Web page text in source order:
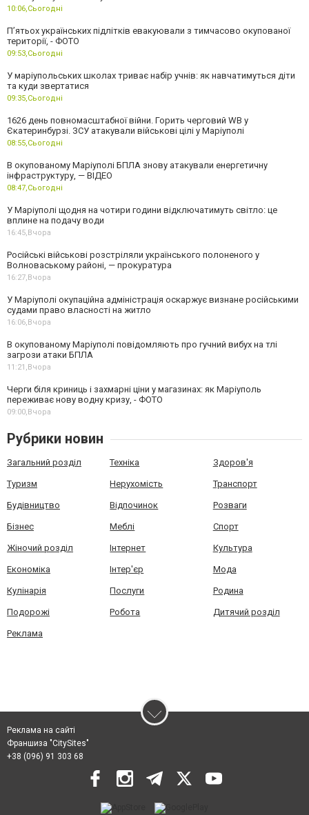
10:06,Сьогодні
П’ятьох українських підлітків евакуювали з тимчасово окупованої
території, - ФОТО
09:53,Сьогодні
У маріупольських школах триває набір учнів: як навчатимуться діти
та куди звертатися
09:35,Сьогодні
1626 день повномасштабної війни. Горить черговий WB у
Єкатеринбурзі. ЗСУ атакували військові цілі у Маріуполі
08:55,Сьогодні
В окупованому Маріуполі БПЛА знову атакували енергетичну
інфраструктуру, — ВІДЕО
08:47,Сьогодні
У Маріуполі щодня на чотири години відключатимуть світло: це
вплине на подачу води
16:45,Вчора
Російські військові розстріляли українського полоненого у
Волноваському районі, — прокуратура
16:27,Вчора
У Маріуполі окупаційна адміністрація оскаржує визнане російськими
судами право власності на житло
16:06,Вчора
В окупованому Маріуполі повідомляють про гучний вибух на тлі
загрози атаки БПЛА
11:21,Вчора
Черги біля криниць і захмарні ціни у магазинах: як Маріуполь
переживає нову водну кризу, - ФОТО
09:00,Вчора
Рубрики новин
Загальний розділ Техніка Здоров'я
Туризм Нерухомість Транспорт
Будівництво Відпочинок Розваги
Бізнес Меблі Спорт
Жіночий розділ Інтернет Культура
Економіка Інтер'єр Мода
Кулінарія Послуги Родина
Подорожі Робота Дитячий розділ
Реклама
Реклама на сайті
Франшиза "CitySites"
+38 (096) 91 303 68